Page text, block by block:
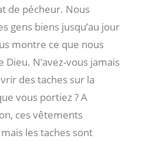
de pécheur. Nous
gens biens jusqu’au jour
montre ce que nous
N’avez-vous jamais
des taches sur la
vous portiez ? A
ces vêtements
les taches sont